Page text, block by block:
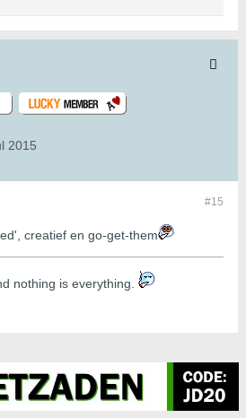
2015
#15
creatief en go-get-them
nothing is everything.